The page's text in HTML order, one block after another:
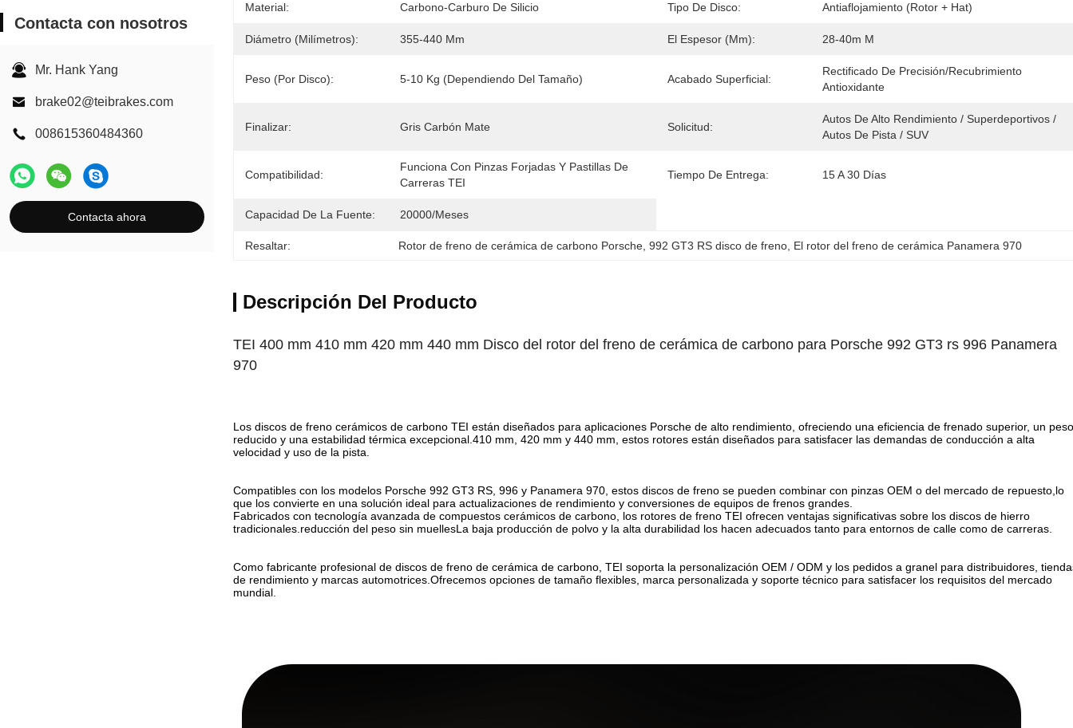
Kit de frenos cerámicos de carbono
Contacta con nosotros
Mr. Hank Yang
brake02@teibrakes.com
008615360484360
Contacta ahora
Material: Carbono-Carburo De Silicio Tipo De Disco: Antiaflojamiento (Rotor + Hat)
Diámetro (milímetros): 355-440 Mm El Espesor (mm): 28-40m M
Peso (por Disco): 5-10 Kg (dependiendo Del Tamaño) Acabado Superficial:
Rectificado De Precisión/recubrimiento
Antioxidante
Finalizar: Gris Carbón Mate Solicitud:
Autos De Alto Rendimiento / Superdeportivos /
Autos De Pista / SUV
Compatibilidad:
Funciona Con Pinzas Forjadas Y Pastillas De
Carreras TEI
Tiempo De Entrega: 15 A 30 Días
Capacidad De La Fuente: 20000/meses
Resaltar: Rotor de freno de cerámica de carbono Porsche , 992 GT3 RS disco de freno El rotor del freno de cerámica Panamera 970
Descripción Del Producto
TEI 400 mm 410 mm 420 mm 440 mm Disco del rotor del freno de cerámica de carbono para Porsche 992 GT3 rs 996 Panamera
970
Los discos de freno cerámicos de carbono TEI están diseñados para aplicaciones Porsche de alto rendimiento, ofreciendo una eficiencia de frenado superior, un peso
reducido y una estabilidad térmica excepcional.410 mm, 420 mm y 440 mm, estos rotores están diseñados para satisfacer las demandas de conducción a alta
velocidad y uso de la pista.
Compatibles con los modelos Porsche 992 GT3 RS, 996 y Panamera 970, estos discos de freno se pueden combinar con pinzas OEM o del mercado de repuesto,lo
que los convierte en una solución ideal para actualizaciones de rendimiento y conversiones de equipos de frenos grandes.
Fabricados con tecnología avanzada de compuestos cerámicos de carbono, los rotores de freno TEI ofrecen ventajas significativas sobre los discos de hierro
tradicionales.reducción del peso sin muellesLa baja producción de polvo y la alta durabilidad los hacen adecuados tanto para entornos de calle como de carreras.
Como fabricante profesional de discos de freno de cerámica de carbono, TEI soporta la personalización OEM / ODM y los pedidos a granel para distribuidores,
de rendimiento y marcas automotrices.Ofrecemos opciones de tamaño flexibles, marca personalizada y soporte técnico para satisfacer los requisitos del mercado
mundial.